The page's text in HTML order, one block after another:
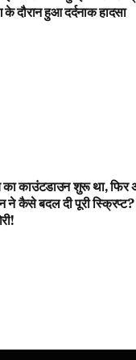
दौरान हुआ दर्दनाक हादसा
काउंटडाउन शुरू था, फिर
ने कैसे बदल दी पूरी स्क्रिप्ट?